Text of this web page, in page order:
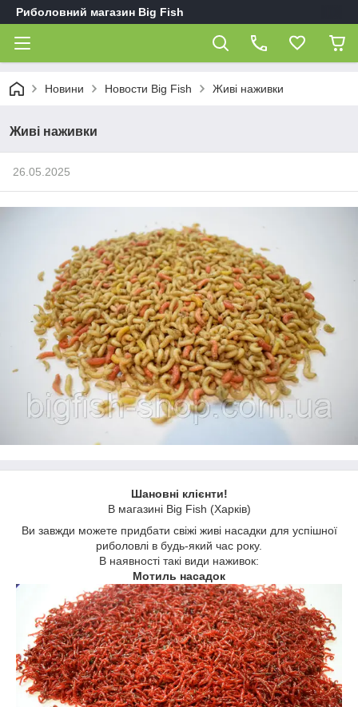
Риболовний магазин Big Fish
Новини Новости Big Fish Живі наживки
Живі наживки
26.05.2025
Шановні клієнти!
В магазині Big Fish (Харків)
Ви завжди можете придбати свіжі живі насадки для успішної
риболовлі в будь-який час року.
В наявності такі види наживок:
Мотиль насадок